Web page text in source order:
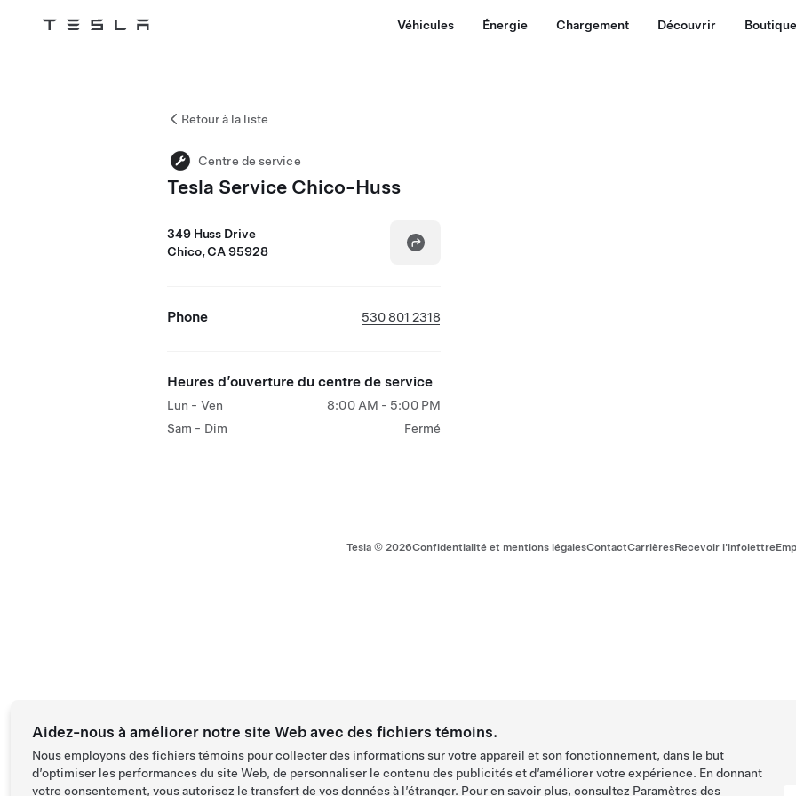
Tesla Véhicules Énergie Chargement Découvrir Boutique
Retour à la liste
Centre de service
Tesla Service Chico-Huss
349 Huss Drive
Chico, CA 95928
Phone 530 801 2318
Heures d’ouverture du centre de service
Lun - Ven
8:00 AM - 5:00 PM
Sam - Dim
Fermé
Tesla © 2026Confidentialité et mentions légalesContactCarrièresRecevoir l'infolettre
Aidez-nous à améliorer notre site Web avec des fichiers témoins.
Nous employons des fichiers témoins pour collecter des informations sur votre appareil et son fonctionnement, dans le but
d’optimiser les performances du site Web, de personnaliser le contenu des publicités et d’améliorer votre expérience. En donnant
votre consentement, vous autorisez le transfert de vos données à l’étranger. Pour en savoir plus, consultez Paramètres des